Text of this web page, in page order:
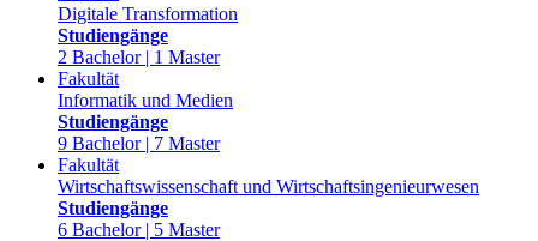
Digitale Transformation
Studiengänge
2 Bachelor | 1 Master
Fakultät
Informatik und Medien
Studiengänge
9 Bachelor | 7 Master
Fakultät
Wirtschaftswissenschaft und Wirtschaftsingenieurwesen
Studiengänge
6 Bachelor | 5 Master